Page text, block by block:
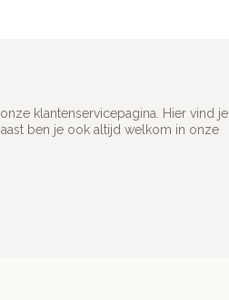
klantenservicepagina. Hier vind je
ben je ook altijd welkom in onze